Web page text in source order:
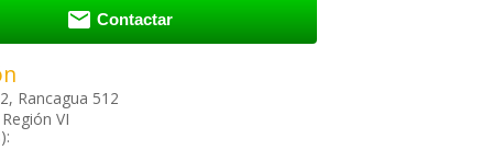
 Contactar
Rancagua 512
VI